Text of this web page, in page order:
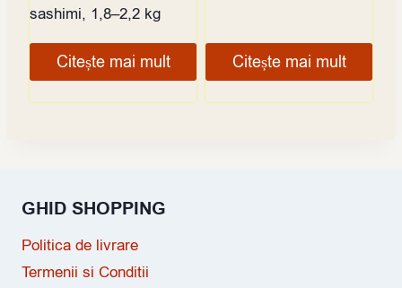
sashimi, 1,8–2,2 kg
Citește mai mult Citește mai mult
GHID SHOPPING
Politica de livrare
Termenii si Conditii